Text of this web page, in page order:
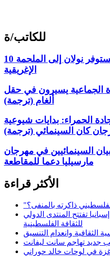
للكاتب/ة
10 أفلام سبقت "أوديسة" كريستوفر نولان إلى الملحمة
الإغريقية
الجماعية يسيرون في حقل
ألغام (ترجمة)
الحمراء: بدايات شيوعية
كان السينمائي (ترجمة)
السينمائيين في مهرجان
مارسيليا دعما للمقاطعة
الأكثر قراءة
ذاكرته بالمنفى؟
تفتتح المنتدى الدولي
للثقافة الفلسطينية
الثقافية وانعدام التنسيق
جديد تهاجم سانت ليفانت
في لوحات خالد حوراني